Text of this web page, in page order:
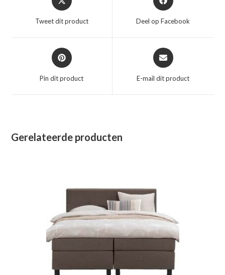
in
nieuw
Tweet dit product
in
nieuw
Deel op Facebook
Opent
in
nieuw
Pin dit product
Opent
in
nieuw
E-mail dit product
Gerelateerde producten